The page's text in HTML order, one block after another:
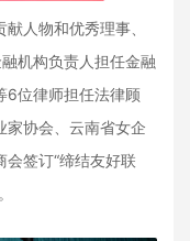
人物和优秀理事、
机构负责人担任金融
6位律师担任法律顾
家协会、云南省女企
签订“缔结友好联